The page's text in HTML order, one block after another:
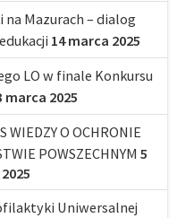
na Mazurach – dialog
14 marca 2025
LO w finale Konkursu
marca 2025
WIEDZY O OCHRONIE
POWSZECHNYM 5
Uniwersalnej